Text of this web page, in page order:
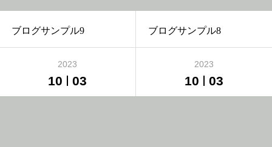
ブログサンプル9 ブログサンプル8
2023
10 03
2023
10 03